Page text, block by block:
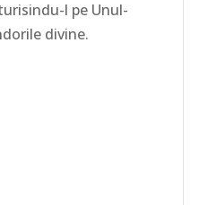
l pe Unul-
divine.